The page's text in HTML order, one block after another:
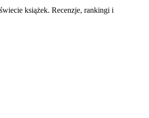
książek. Recenzje, rankingi i